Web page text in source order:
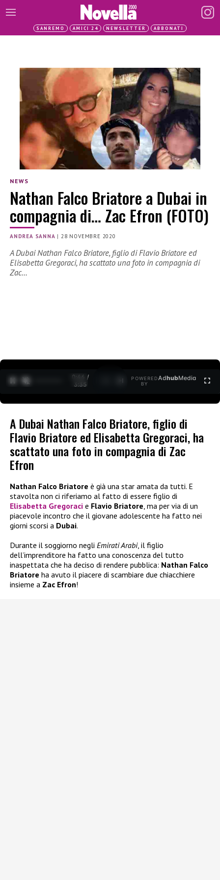
SANREMO AMICI 24 NEWSLETTER ABBONATI
NEWS
Nathan Falco Briatore a Dubai in
compagnia di… Zac Efron (FOTO)
ANDREA SANNA |28 NOVEMBRE 2020
A Dubai Nathan Falco Briatore, figlio di Flavio Briatore ed
Elisabetta Gregoraci, ha scattato una foto in compagnia di
Zac…
0:47 /
3:35
POWERED
BY
AdhubMedia
A Dubai Nathan Falco Briatore, figlio di
Flavio Briatore ed Elisabetta Gregoraci, ha
scattato una foto in compagnia di Zac
Efron
Nathan Falco Briatore è già una star amata da tutti. E
stavolta non ci riferiamo al fatto di essere figlio di
Elisabetta Gregoraci e Flavio Briatore, ma per via di un
piacevole incontro che il giovane adolescente ha fatto nei
giorni scorsi a Dubai.
Durante il soggiorno negli Emirati Arabi, il figlio
dell’imprenditore ha fatto una conoscenza del tutto
inaspettata che ha deciso di rendere pubblica: Nathan Falco
Briatore ha avuto il piacere di scambiare due chiacchiere
insieme a Zac Efron!